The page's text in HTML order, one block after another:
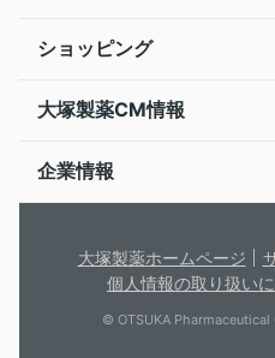
ショッピング
大塚製薬CM情報
企業情報
大塚製薬ホームページ
個人情報の取り扱い
© OTSUKA Pharmaceutical